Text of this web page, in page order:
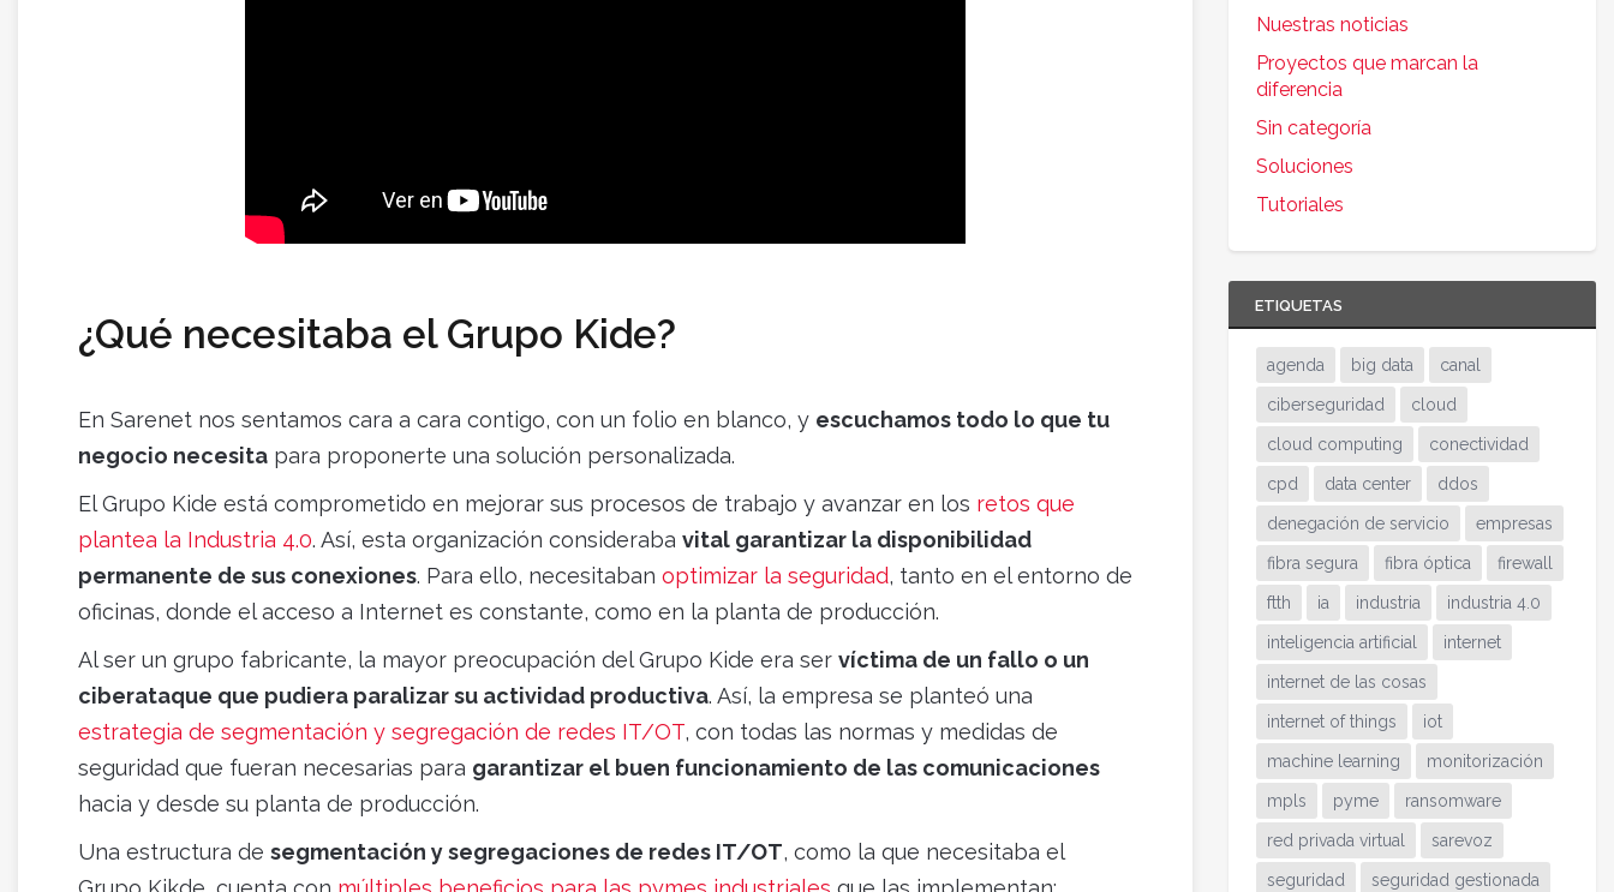
¿Qué necesitaba el Grupo Kide?
En Sarenet nos sentamos cara a cara contigo, con un folio en blanco, y escuchamos todo lo que tu
negocio necesita para proponerte una solución personalizada.
El Grupo Kide está comprometido en mejorar sus procesos de trabajo y avanzar en los retos que
plantea la Industria 4.0. Así, esta organización consideraba vital garantizar la disponibilidad
permanente de sus conexiones. Para ello, necesitaban optimizar la seguridad, tanto en el entorno de
oficinas, donde el acceso a Internet es constante, como en la planta de producción.
Al ser un grupo fabricante, la mayor preocupación del Grupo Kide era ser víctima de un fallo o un
ciberataque que pudiera paralizar su actividad productiva. Así, la empresa se planteó una
estrategia de segmentación y segregación de redes IT/OT, con todas las normas y medidas de
seguridad que fueran necesarias para garantizar el buen funcionamiento de las comunicaciones
hacia y desde su planta de producción.
Una estructura de segmentación y segregaciones de redes IT/OT, como la que necesitaba el
Nuestras noticias
Proyectos que marcan la
diferencia
Sin categoría
Soluciones
Tutoriales
ETIQUETAS
agenda big data canal
ciberseguridad cloud
cloud computing conectividad
cpd data center ddos
denegación de servicio empresas
fibra segura fibra óptica firewall
ftth ia industria industria 4.0
inteligencia artificial internet
internet de las cosas
internet of things iot
machine learning monitorización
mpls pyme ransomware
red privada virtual sarevoz
seguridad seguridad gestionada